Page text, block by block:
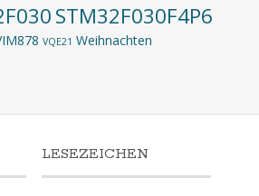
STM32F030F4P6
VQE21 Weihnachten
LESEZEICHEN